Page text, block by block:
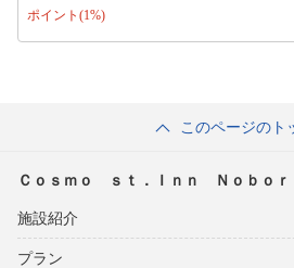
ポイント(1%)
このページのト
Ｃｏｓｍｏ ｓｔ．Ｉｎｎ Ｎｏｂｏ
施設紹介
プラン